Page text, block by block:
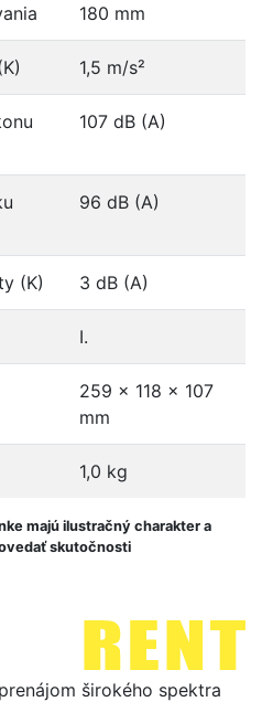
180 mm
1,5 m/s²
107 dB (A)
96 dB (A)
(K) 3 dB (A)
I.
259 x 118 x 107
mm
1,0 kg
majú ilustračný charakter a
skutočnosti
širokého spektra